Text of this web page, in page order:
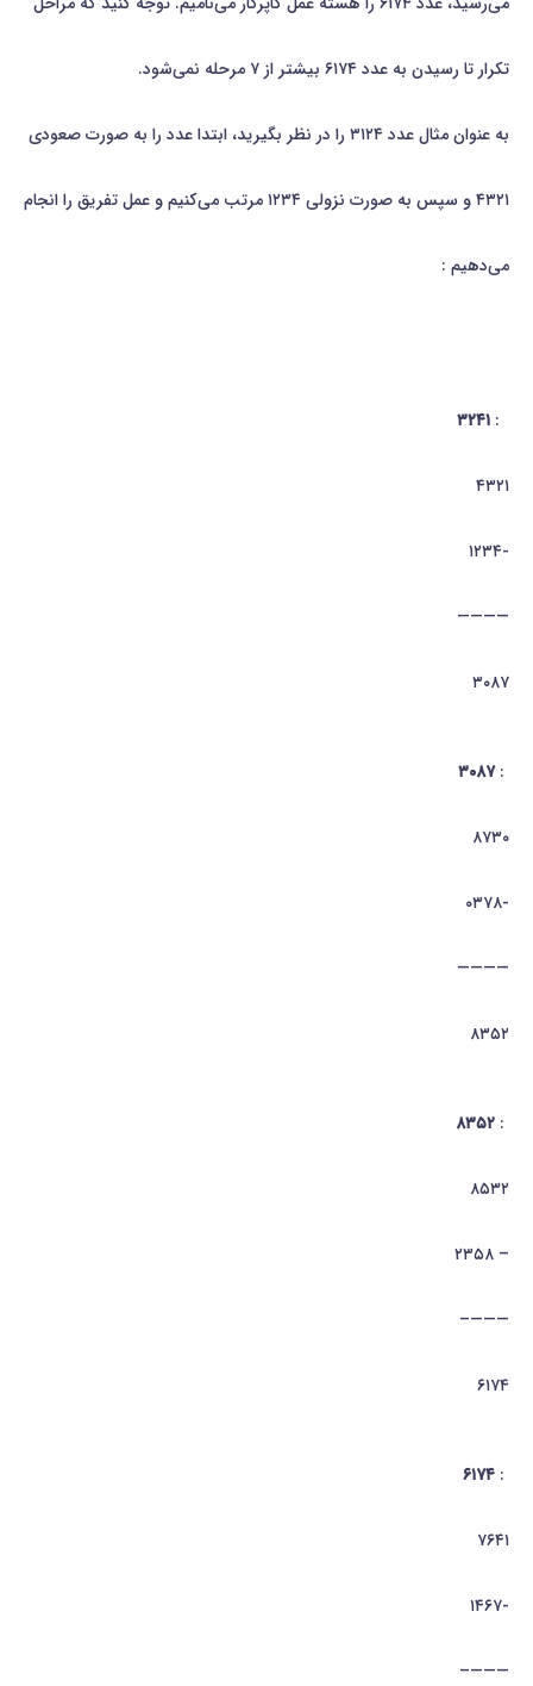
تكرار تا رسیدن به عدد ۶۱۷۴ بیشتر از ۷ مرحله نمی‌شود.
به عنوان مثال عدد ۳۱۲۴ را در نظر بگیرید، ابتدا عدد را به صورت صعودی
۴۳۲۱ و سپس به صورت نزولی ۱۲۳۴ مرتب می‌كنیم و عمل تفریق را انجام
می‌دهیم :
: ۳۲۴۱
۴۳۲۱
-۱۲۳۴
————
۳۰۸۷
:۳۰۸۷
۸۷۳۰
-۰۳۷۸
————
۸۳۵۲
: ۸۳۵۲
۸۵۳۲
– ۲۳۵۸
———–
۶۱۷۴
: ۶۱۷۴
۷۶۴۱
-۱۴۶۷
———–